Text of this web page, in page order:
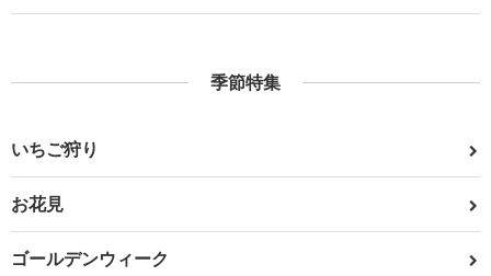
季節特集
いちご狩り
お花見
ゴールデンウィーク